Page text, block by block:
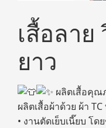
เสื้อลาย
ยาว
ผลิตเสื้อคุณ
ผลิตเสื้อผ้าด้วย ผ้า
• งานตัดเย็บเนี๊ยบ โ